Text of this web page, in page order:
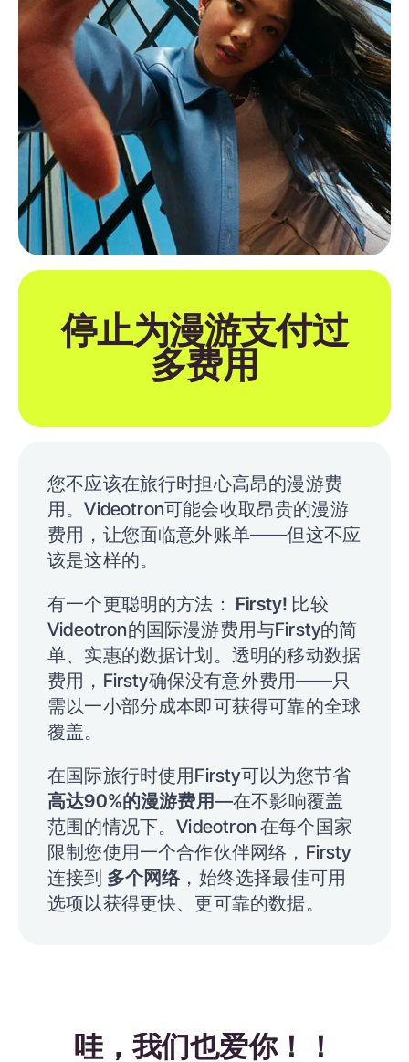
停止为漫游支付过
多费用
您不应该在旅行时担心高昂的漫游费
用。Videotron可能会收取昂贵的漫游
费用，让您面临意外账单——但这不应
该是这样的。
有一个更聪明的方法： Firsty! 比较
Videotron的国际漫游费用与Firsty的简
单、实惠的数据计划。透明的移动数据
费用，Firsty确保没有意外费用——只
需以一小部分成本即可获得可靠的全球
覆盖。
在国际旅行时使用Firsty可以为您节省
高达90%的漫游费用—在不影响覆盖
范围的情况下。Videotron 在每个国家
限制您使用一个合作伙伴网络，Firsty
连接到 多个网络，始终选择最佳可用
选项以获得更快、更可靠的数据。
哇，我们也爱你！！